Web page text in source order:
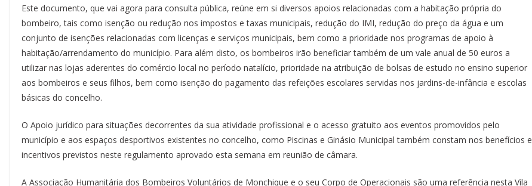
k s
t
n p m k
Este documento, que vai agora para consulta pública, reúne em si diversos apoios relacionadas com a habitação própria do
bombeiro, tais como isenção ou redução nos impostos e taxas municipais, redução do IMI, redução do preço da água e um
conjunto de isenções relacionadas com licenças e serviços municipais, bem como a prioridade nos programas de apoio à
habitação/arrendamento do município. Para além disto, os bombeiros irão beneficiar também de um vale anual de 50 euros a
utilizar nas lojas aderentes do comércio local no período natalício, prioridade na atribuição de bolsas de estudo no ensino superior
aos bombeiros e seus filhos, bem como isenção do pagamento das refeições escolares servidas nos jardins-de-infância e escolas
básicas do concelho.
O Apoio jurídico para situações decorrentes da sua atividade profissional e o acesso gratuito aos eventos promovidos pelo
município e aos espaços desportivos existentes no concelho, como Piscinas e Ginásio Municipal também constam nos benefícios e
incentivos previstos neste regulamento aprovado esta semana em reunião de câmara.
A Associação Humanitária dos Bombeiros Voluntários de Monchique e o seu Corpo de Operacionais são uma referência nesta Vila